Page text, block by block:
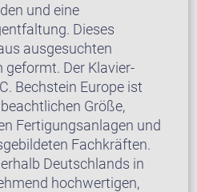
und eine
Dieses
ausgesuchten
Der Klavier-
Bechstein Europe ist
Größe,
Fertigungsanlagen und
Fachkräften.
Deutschlands in
hochwertigen,